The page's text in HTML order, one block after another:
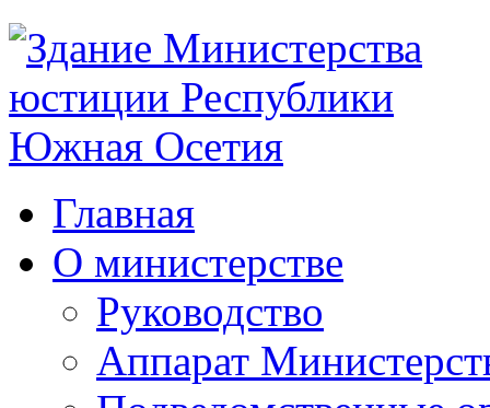
Главная
О министерстве
Руководство
Аппарат